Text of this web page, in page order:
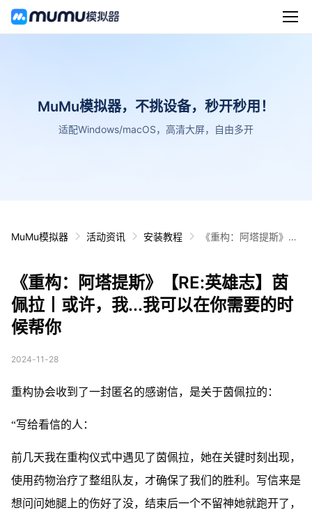
MuMu模拟器，不挑设备，秒开秒用！
适配Windows/macOS，高清大屏，自由多开
MuMu模拟器 活动资讯 安装教程
《重构：阿塔提斯》
你需要的时候帮你
《重构：阿塔提斯》【RE:英雄志】茵
佩拉丨或许，我...我可以在你需要的时
候帮你
2024-11-28
重构协会收到了一封匿名的感谢信，是关于茵佩拉的：
“写给看信的人：
前几天我在重构仪式中遇见了茵佩拉，她在关键时刻出现，
使用药物治疗了整组队友，才确保了我们的胜利。写信来是
想问问她腿上的伤好了没，结束后一个不留神她就跑开了，